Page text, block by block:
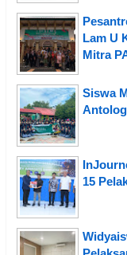
Lam U
Mitra
Siswa
15